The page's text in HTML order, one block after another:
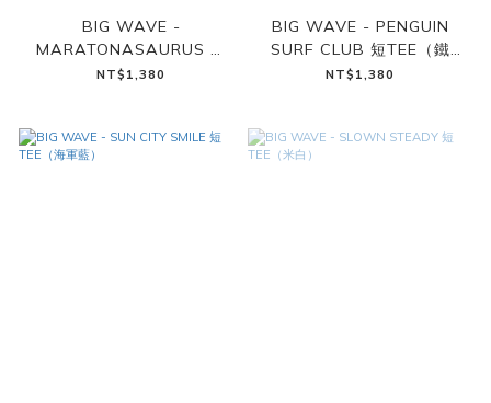
BIG WAVE -
MARATONASAURUS 短
TEE（復古白）
NT$1,380
BIG WAVE - PENGUIN
SURF CLUB 短TEE（鐵
灰）
NT$1,380